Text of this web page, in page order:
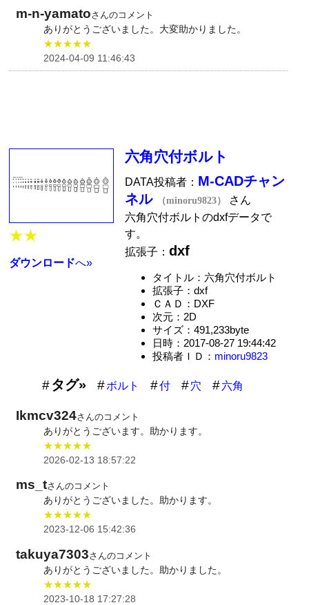
m-n-yamatoさんのコメント
ありがとうございました。大変助かりました。
★★★★★
2024-04-09 11:46:43
★★
ダウンロードへ»
六角穴付ボルト
DATA投稿者： M-CADチャン
ネル
（minoru9823）
さん
六角穴付ボルトのdxfデータで
す。
拡張子：dxf
タイトル：六角穴付ボルト
拡張子：dxf
ＣＡＤ：DXF
次元：2D
サイズ：491,233byte
日時：2017-08-27 19:44:42
投稿者ＩＤ： minoru9823
タグ» ボルト 付 穴 六角
Ikmcv324さんのコメント
ありがとうございます。助かります。
★★★★★
2026-02-13 18:57:22
ms_tさんのコメント
ありがとうございました。助かります。
★★★★★
2023-12-06 15:42:36
takuya7303さんのコメント
ありがとうございました。助かりました。
★★★★★
2023-10-18 17:27:28